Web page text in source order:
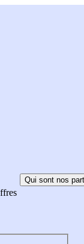
Qui sont nos